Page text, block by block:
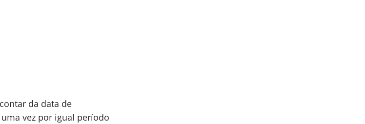
da data de
vez por igual período